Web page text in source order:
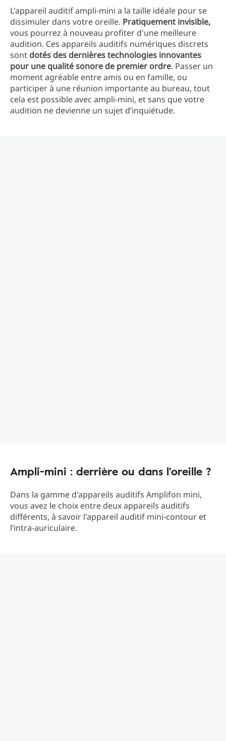
L'appareil auditif ampli-mini a la taille idéale pour se
dissimuler dans votre oreille. Pratiquement invisible,
vous pourrez à nouveau profiter d'une meilleure
audition. Ces appareils auditifs numériques discrets
sont dotés des dernières technologies innovantes
pour une qualité sonore de premier ordre. Passer un
moment agréable entre amis ou en famille, ou
participer à une réunion importante au bureau, tout
cela est possible avec ampli-mini, et sans que votre
audition ne devienne un sujet d’inquiétude.
Ampli-mini : derrière ou dans l'oreille ?
Dans la gamme d'appareils auditifs Amplifon mini,
vous avez le choix entre deux appareils auditifs
différents, à savoir l'appareil auditif mini-contour et
l’intra-auriculaire.